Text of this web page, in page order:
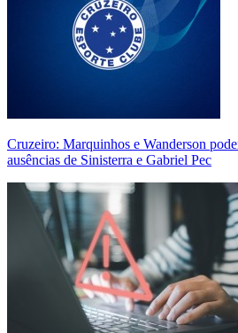
Cruzeiro: Marquinhos e Wanderson
ausências de Sinisterra e Gabriel Pec